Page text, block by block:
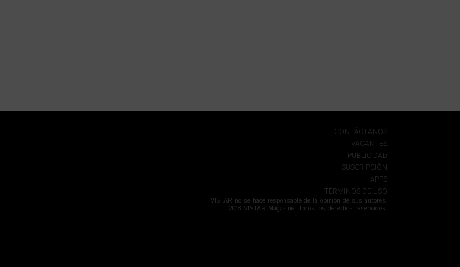
CONTÁCTANOS
VACANTES
PUBLICIDAD
SUSCRIPCIÓN
APPS
TÉRMINOS DE USO
VISTAR no se hace responsable de la opinión de sus autores.
2018 VISTAR Magazine. Todos los derechos reservados.